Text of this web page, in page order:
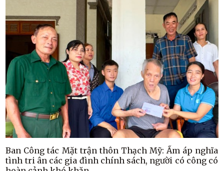
Ban Công tác Mặt trận thôn Thạch Mỹ: Ấm áp nghĩa
tình tri ân các gia đình chính sách, người có công có